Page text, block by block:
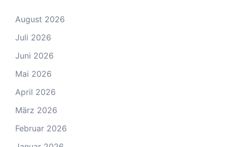
August 2026
Juli 2026
Juni 2026
Mai 2026
April 2026
März 2026
Februar 2026